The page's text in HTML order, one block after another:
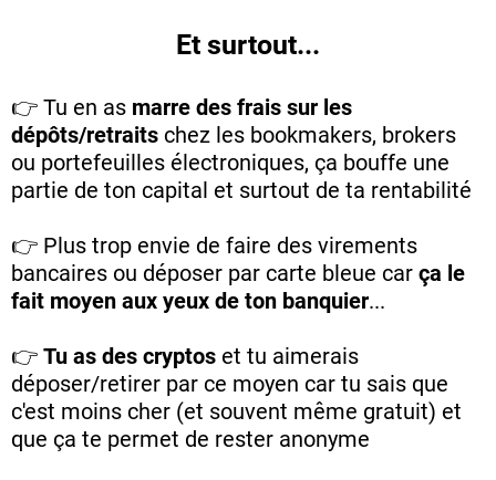
Et surtout...
👉 Tu en as marre des frais sur les
dépôts/retraits chez les bookmakers, brokers
ou portefeuilles électroniques, ça bouffe une
partie de ton capital et surtout de ta rentabilité
👉 Plus trop envie de faire des virements
bancaires ou déposer par carte bleue car ça le
fait moyen aux yeux de ton banquier...
👉 Tu as des cryptos et tu aimerais
déposer/retirer par ce moyen car tu sais que
c'est moins cher (et souvent même gratuit) et
que ça te permet de rester anonyme